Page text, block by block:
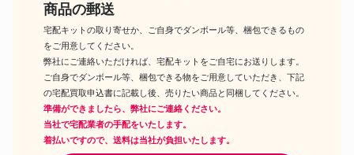
商品の郵送
宅配キットの取り寄せか、ご自身でダンボール等、梱包できるもの
をご用意してください。
弊社にご連絡いただければ、宅配キットをご自宅にお送りします。
ご自身でダンボール等、梱包できる物をご用意していただき、下記
の宅配買取申込書に記載し後、売りたい商品と同梱してください。
準備ができましたら、弊社にご連絡ください。
当社で宅配業者の手配をいたします。
着払いですので、送料は当社が負担いたします。